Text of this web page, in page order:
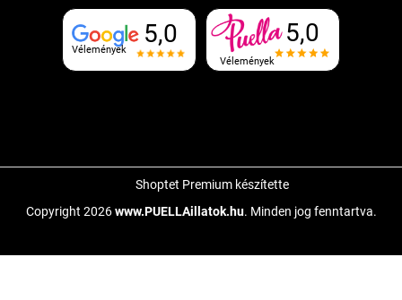
Vélemények
5,0
Vélemények
5,0
Shoptet Premium készítette
Copyright 2026www.PUELLAillatok.hu. Minden jog fenntartva.